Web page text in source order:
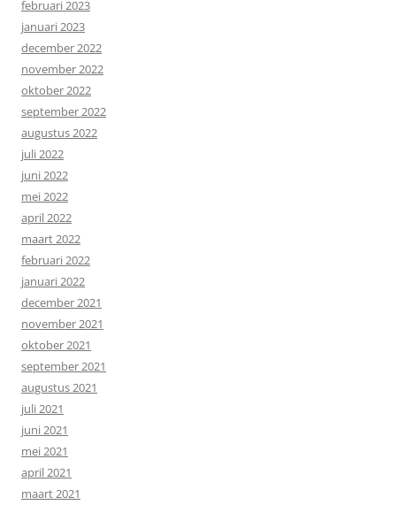
februari 2023
januari 2023
december 2022
november 2022
oktober 2022
september 2022
augustus 2022
juli 2022
juni 2022
mei 2022
april 2022
maart 2022
februari 2022
januari 2022
december 2021
november 2021
oktober 2021
september 2021
augustus 2021
juli 2021
juni 2021
mei 2021
april 2021
maart 2021